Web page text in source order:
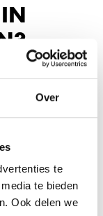
Over
te
te bieden
Ook delen we
warmte te
De
de
kleding
circulatie. Dit